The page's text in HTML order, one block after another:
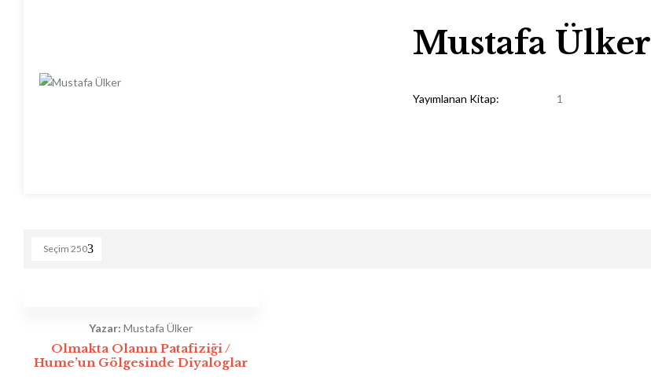
Mustafa Ülker
Yayımlanan Kitap: 1
Seçim 250
Yazar:Mustafa Ülker
Olmakta Olanın Patafiziği /
Hume’un Gölgesinde Diyaloglar